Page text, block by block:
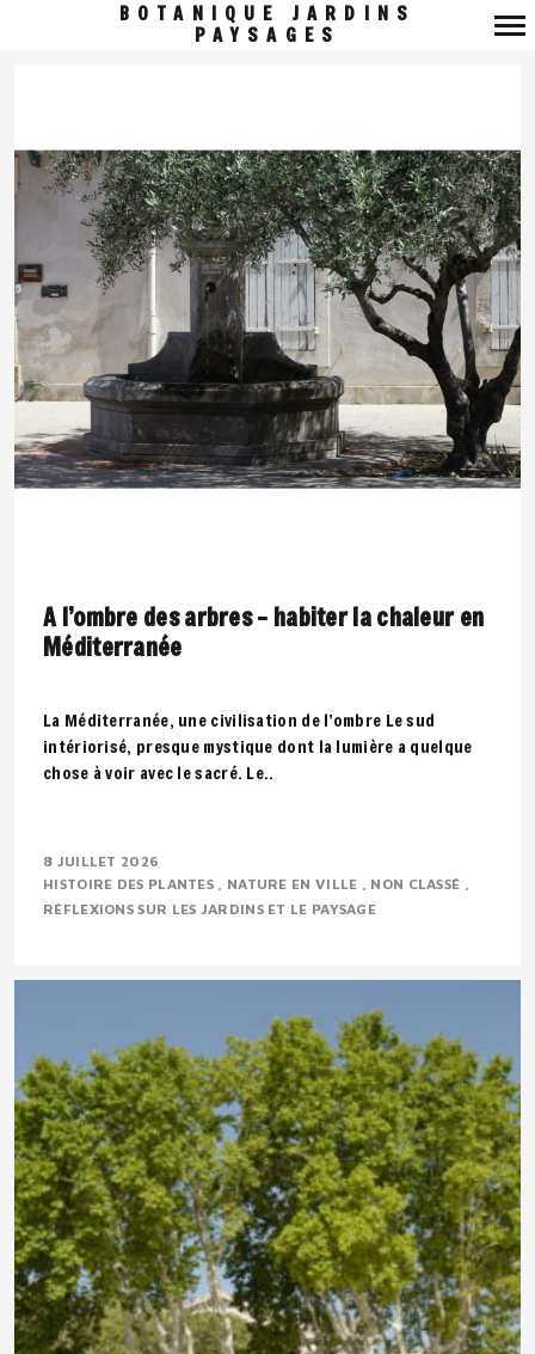
BOTANIQUE JARDINS
PAYSAGES
A l’ombre des arbres – habiter la chaleur en
Méditerranée
La Méditerranée, une civilisation de l’ombre Le sud
intériorisé, presque mystique dont la lumière a quelque
chose à voir avec le sacré. Le..
8 JUILLET 2026
HISTOIRE DES PLANTES
NATURE EN VILLE
NON CLASSÉ
RÉFLEXIONS SUR LES JARDINS ET LE PAYSAGE